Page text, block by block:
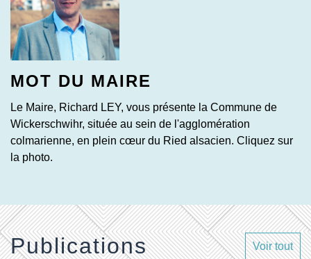
MOT DU MAIRE
Le Maire, Richard LEY, vous présente la Commune de
Wickerschwihr, située au sein de l'agglomération
colmarienne, en plein cœur du Ried alsacien. Cliquez sur
la photo.
Publications Voir tout